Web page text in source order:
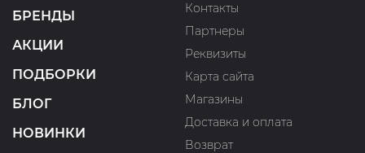
БРЕНДЫ
АКЦИИ
ПОДБОРКИ
БЛОГ
НОВИНКИ
Контакты
Партнеры
Реквизиты
Карта сайта
Магазины
Доставка и оплата
Возврат